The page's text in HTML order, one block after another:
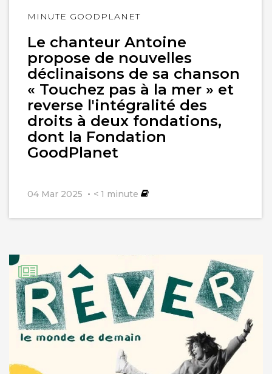
MINUTE GOODPLANET
Le chanteur Antoine
propose de nouvelles
déclinaisons de sa chanson
« Touchez pas à la mer » et
reverse l'intégralité des
droits à deux fondations,
dont la Fondation
GoodPlanet
04 Mar 2025 < 1 minute
Lire